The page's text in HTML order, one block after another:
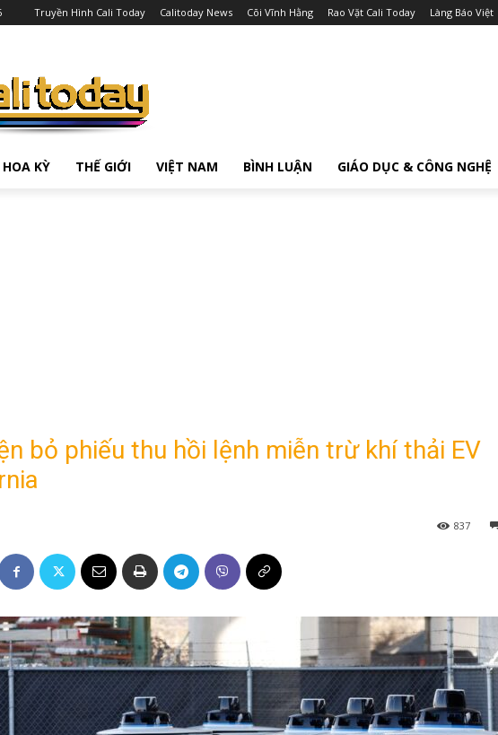
Truyền Hình Cali Today Calitoday News Cõi Vĩnh Hằng Rao Vặt Cali Today Làng Báo Việt
HOA KỲ THẾ GIỚI VIỆT NAM BÌNH LUẬN GIÁO DỤC & CÔNG NGHỆ
bỏ phiếu thu hồi lệnh miễn trừ khí thải EV
837